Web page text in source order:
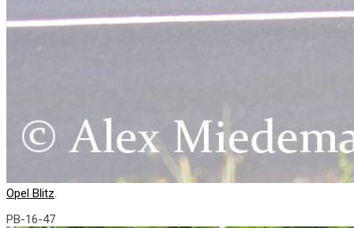
Opel Blitz.
PB-16-47